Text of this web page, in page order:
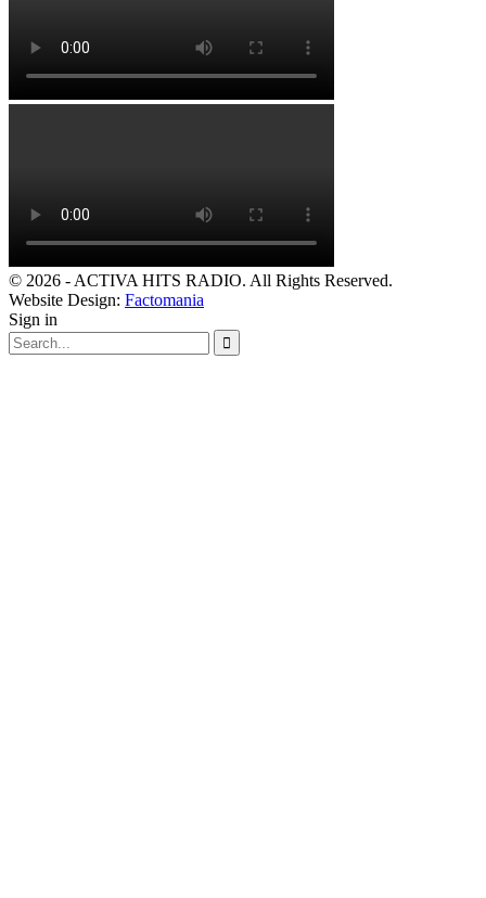
© 2026 - ACTIVA HITS RADIO. All Rights Reserved.
Website Design: Factomania
Sign in